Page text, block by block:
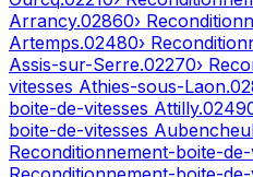
Arrancy.02860›
Artemps.02480›
Assis-sur-Serre.02270›
vitesses Athies-sous-Laon.
boite-de-vitesses Attilly.
boite-de-vitesses
Reconditionnement-boite-de-